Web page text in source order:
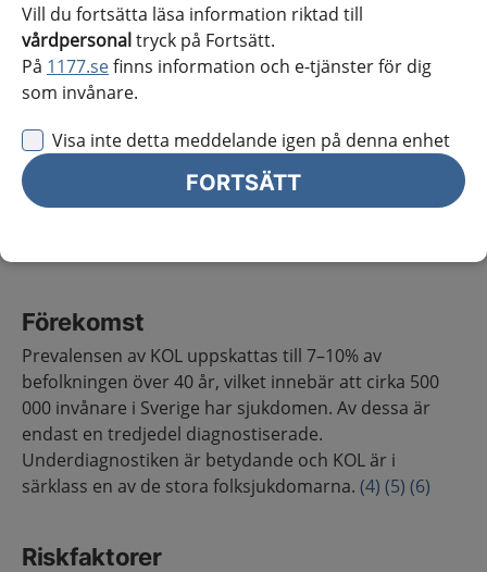
Vill du fortsätta läsa information riktad till
vårdpersonaltryck på Fortsätt.
På 1177.sefinns information och e-tjänster för dig
som invånare.
Visa inte detta meddelande igen på denna enhet
FORTSÄTT
Definition
Kroniskt obstruktiv lungsjukdom (KOL) är en
allt orsakas av mångårig tobaksrökning, även om
diagnosen kan förekomma utan denna exponering.
Förutom påverkan på lungor och luftvägar är
Förekomst
Prevalensen av KOL uppskattas till 7–10% av
befolkningen över 40 år, vilket innebär att cirka 500
000 invånare i Sverige har sjukdomen. Av dessa är
endast en tredjedel diagnostiserade.
Underdiagnostiken är betydande och KOL är i
särklass en av de stora folksjukdomarna. (4) (5) (6)
Riskfaktorer